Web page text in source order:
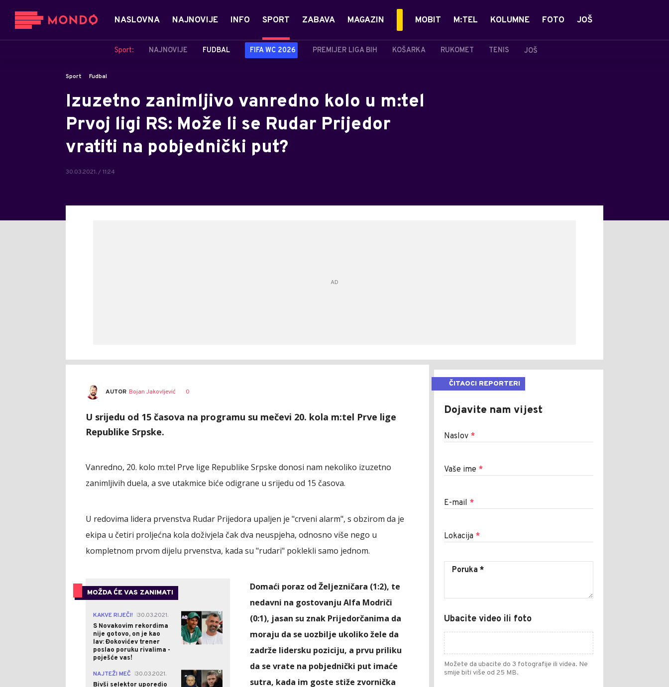
NASLOVNA NAJNOVIJE INFO SPORT
Sport: NAJNOVIJE FUDBAL FIFA WC 2026 PREMIJER LIGA BIH KOŠARKA RUKOMET TENIS JOŠ
ZABAVA MAGAZIN MOBIT M:TEL KOLUMNE FOTO JOŠ
Sport Fudbal
Izuzetno zanimljivo vanredno kolo u m:tel
Prvoj ligi RS: Može li se Rudar Prijedor
vratiti na pobjednički put?
30.03.2021. / 11:24
AUTOR Bojan Jakovljević 0
U srijedu od 15 časova na programu su mečevi 20. kola m:tel Prve lige
Republike Srpske.
Vanredno, 20. kolo m:tel Prve lige Republike Srpske donosi nam nekoliko izuzetno
zanimljivih duela, a sve utakmice biće odigrane u srijedu od 15 časova.
U redovima lidera prvenstva Rudar Prijedora upaljen je "crveni alarm", s obzirom da je
ekipa u četiri proljećna kola doživjela čak dva neuspjeha, odnosno više nego u
kompletnom prvom dijelu prvenstva, kada su "rudari" poklekli samo jednom.
MOŽDA ĆE VAS ZANIMATI
KAKVE RIJEČI!
30.03.2021.
S Novakovim rekordima
nije gotovo, on je kao
lav: Đokovićev trener
poslao poruku rivalima -
poješće vas!
0
NAJTEŽI MEČ
30.03.2021.
Bivši selektor uporedio
0
Domaći poraz od Željezničara (1:2), te
nedavni na gostovanju Alfa Modriči
(0:1), jasan su znak Prijedorčanima da
moraju da se uozbilje ukoliko žele da
zadrže lidersku poziciju, a prvu priliku
da se vrate na pobjednički put imaće
sutra, kada im goste stiže zvornička
ČITAOCI REPORTERI
Dojavite nam vijest
Naslov *
Vaše ime *
E-mail *
Lokacija *
Ubacite video ili foto
Možete da ubacite do 3 fotografije ili videa. Ne
smije biti više od 25 MB.